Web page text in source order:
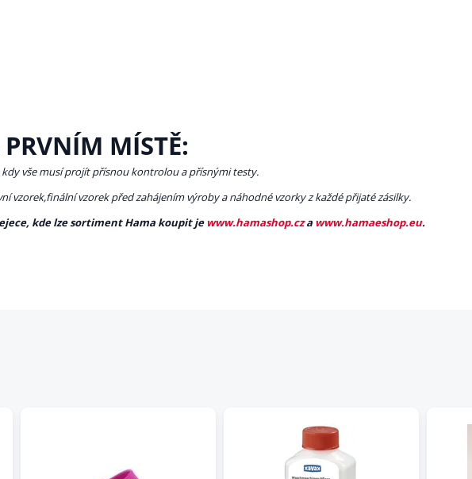
MÍSTĚ:
vše musí projít přísnou kontrolou a přísnými testy.
vzorek,finální vzorek před zahájením výroby a náhodné vzorky z každé přijaté zásilky.
kde lze sortiment Hama koupit je www.hamashop.cza www.hamaeshop.eu.